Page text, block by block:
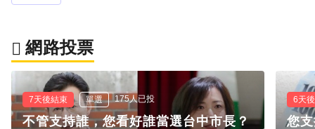
網路投票
7天後結束 單選 175人已投
不管支持誰，您看好誰當選台中市長？
6天
您